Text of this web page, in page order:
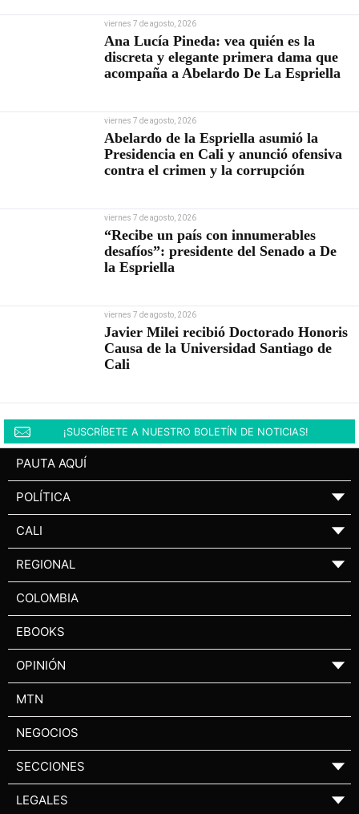
viernes 7 de agosto, 2026
Ana Lucía Pineda: vea quién es la
discreta y elegante primera dama que
acompaña a Abelardo De La Espriella
viernes 7 de agosto, 2026
Abelardo de la Espriella asumió la
Presidencia en Cali y anunció ofensiva
contra el crimen y la corrupción
viernes 7 de agosto, 2026
“Recibe un país con innumerables
desafíos”: presidente del Senado a De
la Espriella
viernes 7 de agosto, 2026
Javier Milei recibió Doctorado Honoris
Causa de la Universidad Santiago de
Cali
¡SUSCRÍBETE A NUESTRO BOLETÍN DE NOTICIAS!
PAUTA AQUÍ
POLÍTICA ▼
CALI ▼
REGIONAL ▼
COLOMBIA
EBOOKS
OPINIÓN ▼
MTN
NEGOCIOS
SECCIONES ▼
LEGALES ▼